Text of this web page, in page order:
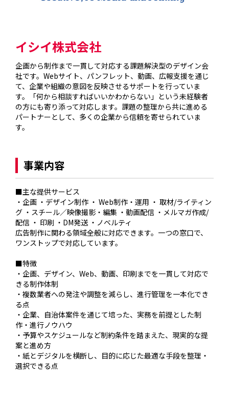
イシイ株式会社
企画から制作まで一貫して対応する課題解決型のデザイン会
社です。Webサイト、パンフレット、動画、広報支援を通じ
て、企業や組織の意図を反映させるサポートを行っていま
す。「何から相談すればいいかわからない」という未経験者
の方にも寄り添って対応します。課題の整理から共に進める
パートナーとして、多くの企業から信頼を寄せられていま
す。
事業内容
■主な提供サービス
・企画 ・デザイン制作 ・ Web制作・運用 ・ 取材/ライティン
グ ・スチール／映像撮影・編集 ・動画配信 ・メルマガ作成/
配信 ・ 印刷 ・DM発送 ・ノベルティ
広告制作に関わる領域全般に対応できます。一つの窓口で、
ワンストップで対応しています。
■特徴
・企画、デザイン、Web、動画、印刷までを一貫して対応で
きる制作体制
・複数業者への発注や調整を減らし、進行管理を一本化でき
る点
・企業、自治体案件を通じて培った、実務を前提とした制
作・進行ノウハウ
・予算やスケジュールなど制約条件を踏まえた、現実的な提
案と進め方
・紙とデジタルを横断し、目的に応じた最適な手段を整理・
選択できる点